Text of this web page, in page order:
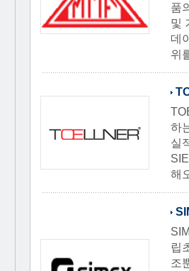
품
및
데
위
하
실
해
립
조